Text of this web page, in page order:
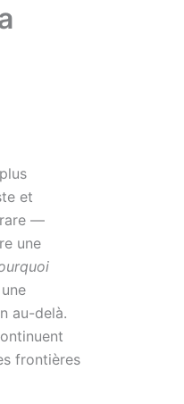
et
rare —
une
au-delà.
frontières